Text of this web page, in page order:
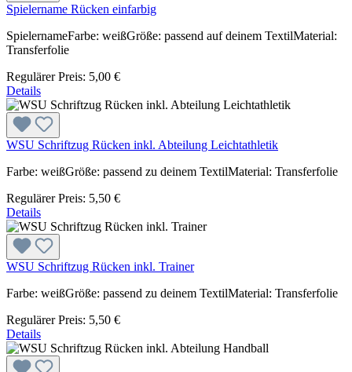
Spielername Rücken einfarbig
SpielernameFarbe: weißGröße: passend auf deinem TextilMaterial:
Transferfolie
Regulärer Preis: 5,00 €
Details
WSU Schriftzug Rücken inkl. Abteilung Leichtathletik
Farbe: weißGröße: passend zu deinem TextilMaterial: Transferfolie
Regulärer Preis: 5,50 €
Details
WSU Schriftzug Rücken inkl. Trainer
Farbe: weißGröße: passend zu deinem TextilMaterial: Transferfolie
Regulärer Preis: 5,50 €
Details